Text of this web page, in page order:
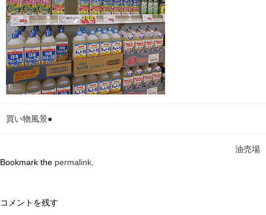
買い物風景●
油売場
Bookmark the permalink
コメントを残す